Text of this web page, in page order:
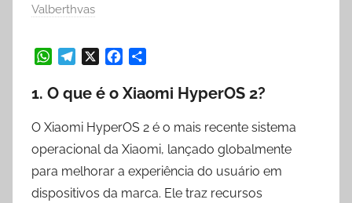
Valberthvas
h
t
A
p
p
e
e
a
m
a
e
b
o
k
h
r
e
1. O que é o Xiaomi HyperOS 2?
O Xiaomi HyperOS 2 é o mais recente sistema
operacional da Xiaomi, lançado globalmente
para melhorar a experiência do usuário em
dispositivos da marca. Ele traz recursos